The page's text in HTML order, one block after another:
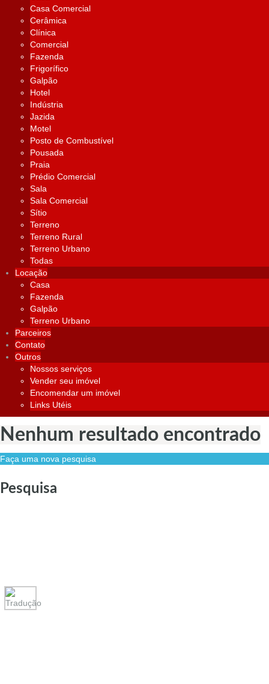
Casa Comercial
Cerâmica
Clínica
Comercial
Fazenda
Frigorífico
Galpão
Hotel
Indústria
Jazida
Motel
Posto de Combustível
Pousada
Praia
Prédio Comercial
Sala
Sala Comercial
Sítio
Terreno
Terreno Rural
Terreno Urbano
Todas
Locação
Casa
Fazenda
Galpão
Terreno Urbano
Parceiros
Contato
Outros
Nossos serviços
Vender seu imóvel
Encomendar um imóvel
Links Utéis
Nenhum resultado encontrado
Faça uma nova pesquisa
Pesquisa